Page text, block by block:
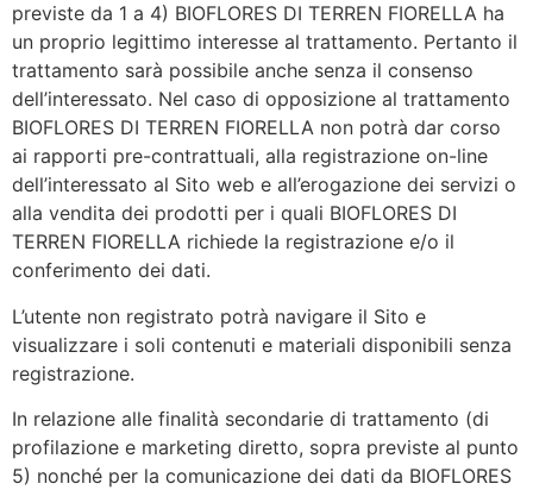
previste da 1 a 4) BIOFLORES DI TERREN FIORELLA ha
un proprio legittimo interesse al trattamento. Pertanto il
trattamento sarà possibile anche senza il consenso
dell’interessato. Nel caso di opposizione al trattamento
BIOFLORES DI TERREN FIORELLA non potrà dar corso
ai rapporti pre-contrattuali, alla registrazione on-line
dell’interessato al Sito web e all’erogazione dei servizi o
alla vendita dei prodotti per i quali BIOFLORES DI
TERREN FIORELLA richiede la registrazione e/o il
conferimento dei dati.
L’utente non registrato potrà navigare il Sito e
visualizzare i soli contenuti e materiali disponibili senza
registrazione.
In relazione alle finalità secondarie di trattamento (di
profilazione e marketing diretto, sopra previste al punto
5) nonché per la comunicazione dei dati da BIOFLORES